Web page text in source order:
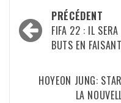
Navigation
d’article
PRÉCÉDENT
FIFA 22 : IL SERA
BUTS EN
HOYEON JUNG:
LA